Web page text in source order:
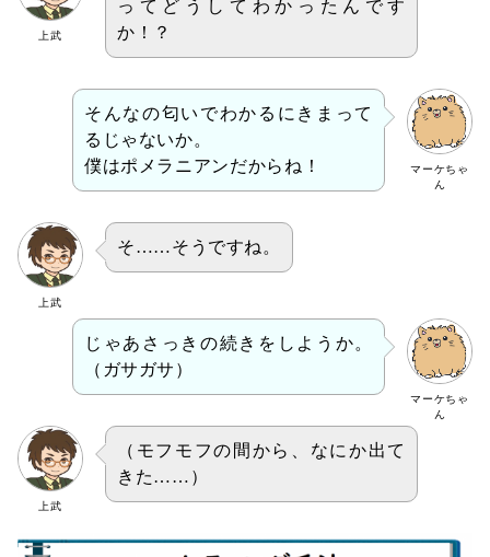
上武
ってどうしてわかったんです
か！？
マーケちゃ
ん
そんなの匂いでわかるにきまって
るじゃないか。
僕はポメラニアンだからね！
上武
そ……そうですね。
マーケちゃ
ん
じゃあさっきの続きをしようか。
（ガサガサ）
上武
（モフモフの間から、なにか出て
きた……）